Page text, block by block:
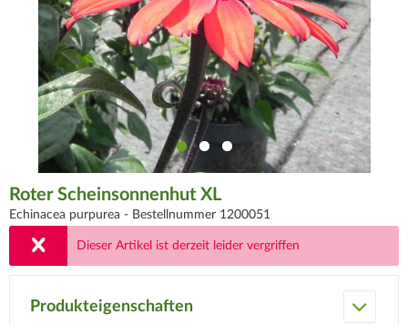
Roter Scheinsonnenhut XL
Echinacea purpurea - Bestellnummer 1200051
Dieser Artikel ist derzeit leider vergriffen
Produkteigenschaften